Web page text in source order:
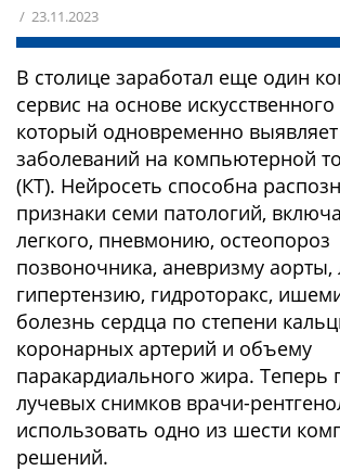
/ 23.11.2023
В столице заработал еще один
сервис на основе искусственного
который одновременно
заболеваний на компьютерной
(КТ). Нейросеть способна
признаки семи патологий,
легкого, пневмонию, остеопороз
позвоночника, аневризму аорты,
гипертензию, гидроторакс,
болезнь сердца по степени
коронарных артерий и объему
паракардиального жира. Теперь
лучевых снимков врачи-
использовать одно из шести
решений.